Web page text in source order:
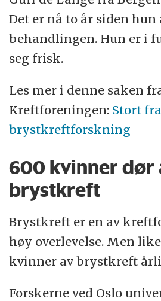
Det spesielle med denne
kreftcellene ikke binder
progesteron. Dermed er
hormonblokkerende
effekt.
Fra 2020 ble immunterapi
brystkreftformen. Men
bestemt protein i svulsten.
Studien viser at det går an
immunrespons i
negativ brystkreft med
Det er nå to år siden
behandlingen. Hun er i
seg frisk.
Les mer i denne saken
Kreftforeningen: Stort
brystkreftforskning
600 kvinner dør
brystkreft
Brystkreft er en av
høy overlevelse. Men
kvinner av brystkreft
Forskerne ved Oslo